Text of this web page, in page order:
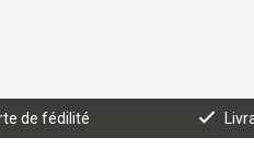
de fédilité